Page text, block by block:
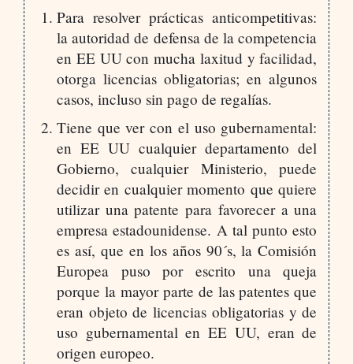
Para resolver prácticas anticompetitivas:
la autoridad de defensa de la competencia
en EE UU con mucha laxitud y facilidad,
otorga licencias obligatorias; en algunos
casos, incluso sin pago de regalías.
Tiene que ver con el uso gubernamental:
en EE UU cualquier departamento del
Gobierno, cualquier Ministerio, puede
decidir en cualquier momento que quiere
utilizar una patente para favorecer a una
empresa estadounidense. A tal punto esto
es así, que en los años 90´s, la Comisión
Europea puso por escrito una queja
porque la mayor parte de las patentes que
eran objeto de licencias obligatorias y de
uso gubernamental en EE UU, eran de
origen europeo.